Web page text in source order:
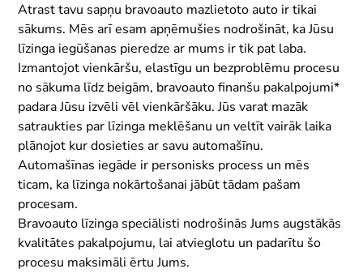
Atrast tavu sapņu bravoauto mazlietoto auto ir tikai
sākums. Mēs arī esam apņēmušies nodrošināt, ka Jūsu
līzinga iegūšanas pieredze ar mums ir tik pat laba.
Izmantojot vienkāršu, elastīgu un bezproblēmu procesu
no sākuma līdz beigām, bravoauto finanšu pakalpojumi*
padara Jūsu izvēli vēl vienkāršāku. Jūs varat mazāk
satraukties par līzinga meklēšanu un veltīt vairāk laika
plānojot kur dosieties ar savu automašīnu.
Automašīnas iegāde ir personisks process un mēs
ticam, ka līzinga nokārtošanai jābūt tādam pašam
procesam.
Bravoauto līzinga speciālisti nodrošinās Jums augstākās
kvalitātes pakalpojumu, lai atvieglotu un padarītu šo
procesu maksimāli ērtu Jums.